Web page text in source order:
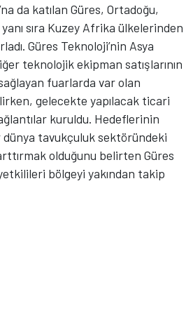
da katılan Güres, Ortadoğu,
sıra Kuzey Afrika ülkelerinden
Güres Teknoloji’nin Asya
teknolojik ekipman satışlarının
fuarlarda var olan
gelecekte yapılacak ticari
kuruldu. Hedeflerinin
dünya tavukçuluk sektöründeki
olduğunu belirten Güres
bölgeyi yakından takip